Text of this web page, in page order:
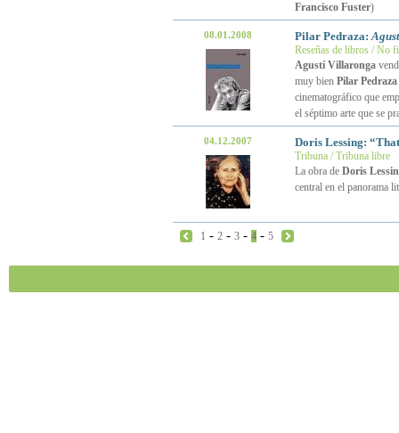
Francisco Fuster)
08.01.2008 Pilar Pedraza:
Reseñas de libros / No
Agustí Villaronga
muy bien Pilar Pedraza
cinematográfico que
el séptimo arte que se
04.12.2007 Doris Lessing:
Tribuna / Tribuna libre
La obra de Doris
central en el panorama
1 - 2 - 3 - 4 - 5